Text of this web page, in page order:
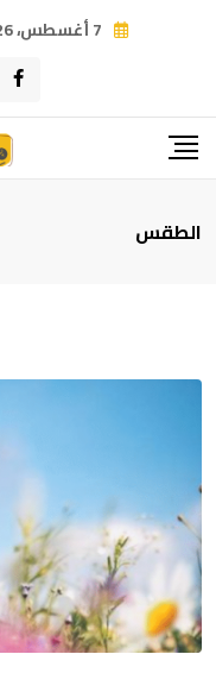
7 أغسطس، 2026
الطقس